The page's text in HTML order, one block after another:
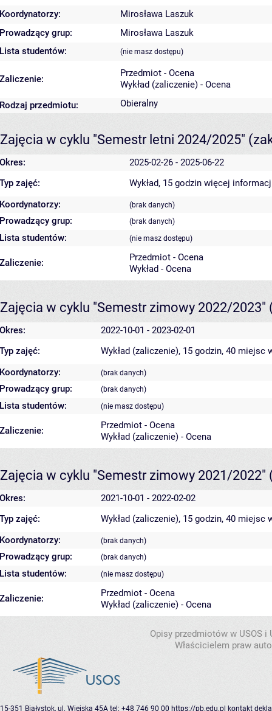
Koordynatorzy:
Mirosława Laszuk
Prowadzący grup:
Mirosława Laszuk
Lista studentów:
(nie masz dostępu)
Zaliczenie:
Przedmiot - Ocena
Wykład (zaliczenie) - Ocena
Rodzaj przedmiotu:
Obieralny
Zajęcia w cyklu "Semestr letni 2024/2025"
Okres:
2025-02-26 - 2025-06-22
Typ zajęć:
Wykład, 15 godzin więcej
Koordynatorzy:
(brak danych)
Prowadzący grup: (brak danych)
Lista studentów: (nie masz dostępu)
Zaliczenie:
Przedmiot - Ocena
Wykład - Ocena
Zajęcia w cyklu "Semestr zimowy 2022/2023"
Okres:
2022-10-01 - 2023-02-01
Typ zajęć:
Wykład (zaliczenie), 15 godzin, 40 miejsc
Koordynatorzy:
(brak danych)
Prowadzący grup: (brak danych)
Lista studentów: (nie masz dostępu)
Zaliczenie:
Przedmiot - Ocena
Wykład (zaliczenie) - Ocena
Zajęcia w cyklu "Semestr zimowy 2021/2022"
Okres:
2021-10-01 - 2022-02-02
Typ zajęć:
Wykład (zaliczenie), 15 godzin, 40 miejsc
Koordynatorzy:
(brak danych)
Prowadzący grup: (brak danych)
Lista studentów: (nie masz dostępu)
Zaliczenie:
Przedmiot - Ocena
Wykład (zaliczenie) - Ocena
Opisy przedmiotów w USOS
Właścicielem praw
15-351 Białystok, ul. Wiejska 45A tel: +48 746 90 00 https://pb.edu.pl kontakt